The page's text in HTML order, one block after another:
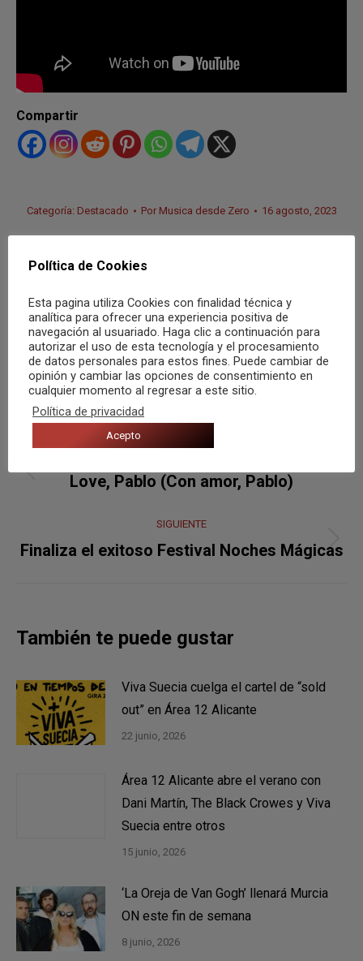
Compartir
Categoría: Destacado Por Musica desde Zero 16 agosto, 2023
Autor:Musica desde Zero
Navegación
entre
publicaciones
Publicación
Love, Pablo (Con amor, Pablo)
SIGUIENTE
Publicación
Finaliza el exitoso Festival Noches Mágicas
También te puede gustar
Viva Suecia cuelga el cartel de “sold
out” en Área 12 Alicante
22 junio, 2026
Área 12 Alicante abre el verano con
Dani Martín, The Black Crowes y Viva
Suecia entre otros
15 junio, 2026
‘La Oreja de Van Gogh’ llenará Murcia
ON este fin de semana
8 junio, 2026
Política de Cookies
Esta pagina utiliza Cookies con finalidad técnica y
analítica para ofrecer una experiencia positiva de
navegación al usuariado. Haga clic a continuación para
autorizar el uso de esta tecnología y el procesamiento
de datos personales para estos fines. Puede cambiar de
opinión y cambiar las opciones de consentimiento en
cualquier momento al regresar a este sitio.
Política de privacidad
Acepto